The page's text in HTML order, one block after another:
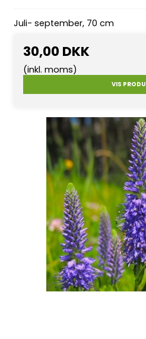
Juli- september, 70 cm
30,00 DKK
(inkl. moms)
VIS